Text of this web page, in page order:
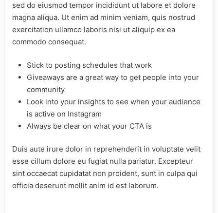
sed do eiusmod tempor incididunt ut labore et dolore
magna aliqua. Ut enim ad minim veniam, quis nostrud
exercitation ullamco laboris nisi ut aliquip ex ea
commodo consequat.
Stick to posting schedules that work
Giveaways are a great way to get people into your
community
Look into your insights to see when your audience
is active on Instagram
Always be clear on what your CTA is
Duis aute irure dolor in reprehenderit in voluptate velit
esse cillum dolore eu fugiat nulla pariatur. Excepteur
sint occaecat cupidatat non proident, sunt in culpa qui
officia deserunt mollit anim id est laborum.